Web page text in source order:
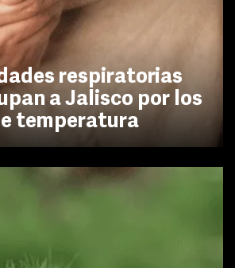
respiratorias
a Jalisco por los
temperatura